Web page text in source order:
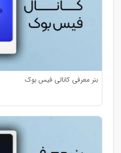
بنر معرفی کانالی فیس بوک